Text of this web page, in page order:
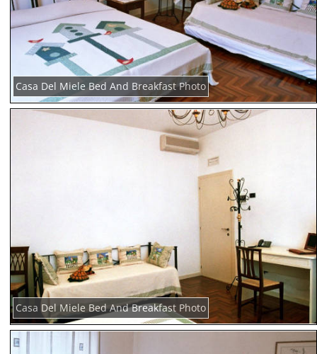
Casa Del Miele Bed And Breakfast Photo
Casa Del Miele Bed And Breakfast Photo